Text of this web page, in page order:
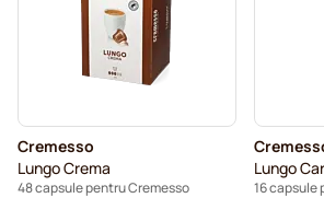
Cremesso
Lungo Crema
48 capsule pentru Cremesso
Lungo
16 capsule